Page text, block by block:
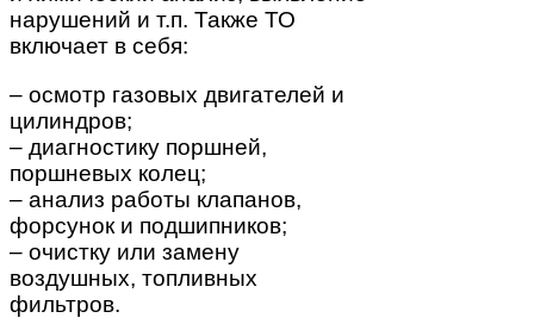
нарушений и т.п. Также ТО
включает в себя:
– осмотр газовых двигателей и
цилиндров;
– диагностику поршней,
поршневых колец;
– анализ работы клапанов,
форсунок и подшипников;
– очистку или замену
воздушных, топливных
фильтров.